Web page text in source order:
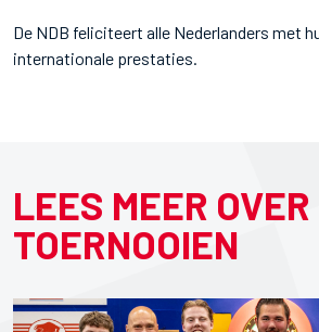
De NDB feliciteert alle Nederlanders met
internationale prestaties.
LEES MEER OVER
TOERNOOIEN